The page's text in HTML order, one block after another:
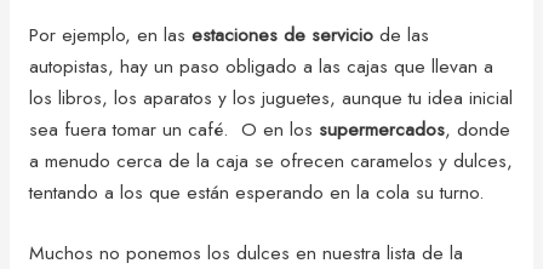
Por ejemplo, en las estaciones de serviciode las
autopistas, hay un paso obligado a las cajas que llevan a
los libros, los aparatos y los juguetes, aunque tu idea inicial
sea fuera tomar un café. O en los supermercados, donde
a menudo cerca de la caja se ofrecen caramelos y dulces,
tentando a los que están esperando en la cola su turno.
Muchos no ponemos los dulces en nuestra lista de la